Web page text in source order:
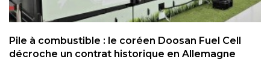
Pile à combustible : le coréen Doosan Fuel Cell
décroche un contrat historique en Allemagne